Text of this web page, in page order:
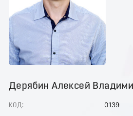
Дерябин Алексей
КОД: 0139